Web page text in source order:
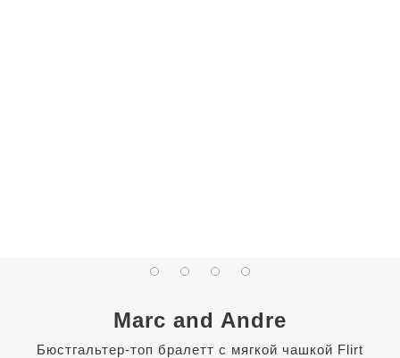
Marc and Andre
Бюстгальтер-топ бралетт с мягкой чашкой Flirt